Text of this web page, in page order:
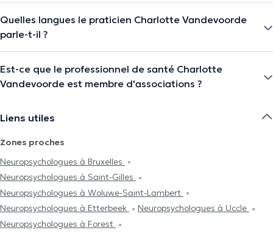
Quelles langues le praticien Charlotte Vandevoorde
parle-t-il ?
Est-ce que le professionnel de santé Charlotte
Vandevoorde est membre d'associations ?
Liens utiles
Zones proches
Neuropsychologues à Bruxelles
Neuropsychologues à Saint-Gilles
Neuropsychologues à Woluwe-Saint-Lambert
Neuropsychologues à Etterbeek
Neuropsychologues à Uccle
Neuropsychologues à Forest